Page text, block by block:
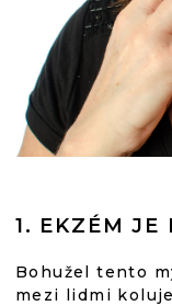
1. EKZÉM JE
Bohužel tento
mezi lidmi